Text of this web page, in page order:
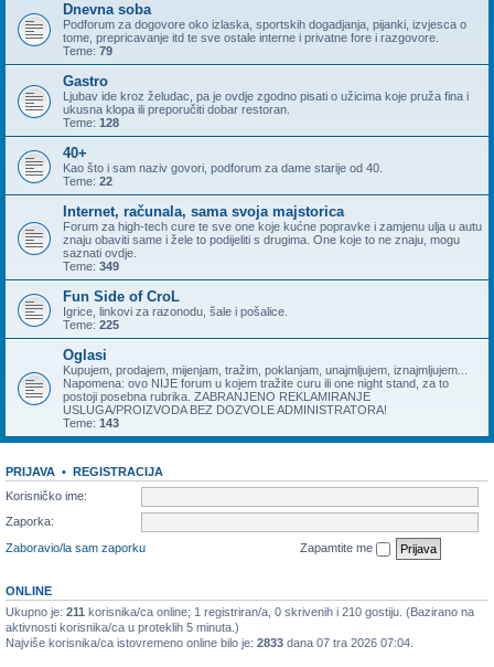
Dnevna soba
Podforum za dogovore oko izlaska, sportskih dogadjanja, pijanki, izvjesca o
tome, prepricavanje itd te sve ostale interne i privatne fore i razgovore.
Teme: 79
Gastro
Ljubav ide kroz želudac, pa je ovdje zgodno pisati o užicima koje pruža fina i
ukusna klopa ili preporučiti dobar restoran.
Teme: 128
40+
Kao što i sam naziv govori, podforum za dame starije od 40.
Teme: 22
Internet, računala, sama svoja majstorica
Forum za high-tech cure te sve one koje kućne popravke i zamjenu ulja u autu
znaju obaviti same i žele to podijeliti s drugima. One koje to ne znaju, mogu
saznati ovdje.
Teme: 349
Fun Side of CroL
Igrice, linkovi za razonodu, šale i pošalice.
Teme: 225
Oglasi
Kupujem, prodajem, mijenjam, tražim, poklanjam, unajmljujem, iznajmljujem...
Napomena: ovo NIJE forum u kojem tražite curu ili one night stand, za to
postoji posebna rubrika. ZABRANJENO REKLAMIRANJE
USLUGA/PROIZVODA BEZ DOZVOLE ADMINISTRATORA!
Teme: 143
PRIJAVA • REGISTRACIJA
Korisničko ime:
Zaporka:
Zaboravio/la sam zaporku
Zapamtite me
ONLINE
Ukupno je: 211 korisnika/ca online; 1 registriran/a, 0 skrivenih i 210 gostiju. (Bazirano na
aktivnosti korisnika/ca u proteklih 5 minuta.)
Najviše korisnika/ca istovremeno online bilo je: 2833 dana 07 tra 2026 07:04.